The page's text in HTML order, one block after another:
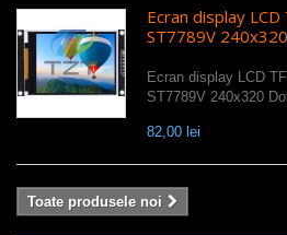
Ecran display
ST7789V
Ecran display LCD
ST7789V 240x320
82,00 lei
Toate produsele noi